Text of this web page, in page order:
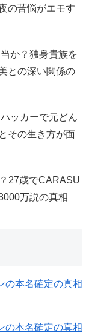
の苦悩がエモす
か？独身貴族を
との深い関係の
ッカーで元どん
その生き方が面
27歳でCARASU
万説の真相
の本名確定の真相
の本名確定の真相